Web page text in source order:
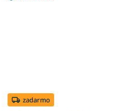
zadarmo